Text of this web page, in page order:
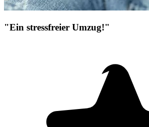
"Ein stressfreier Umzug!"